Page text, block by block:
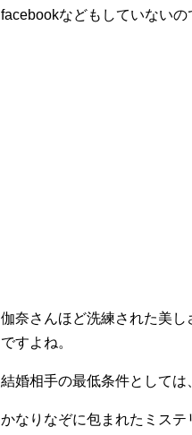
facebookなどもしていないの
伽奈さんほど洗練された美
ですよね。
結婚相手の最低条件としては
かなりなぞに包まれたミステ